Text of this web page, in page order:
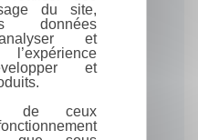
du site,
données
et
et
de ceux